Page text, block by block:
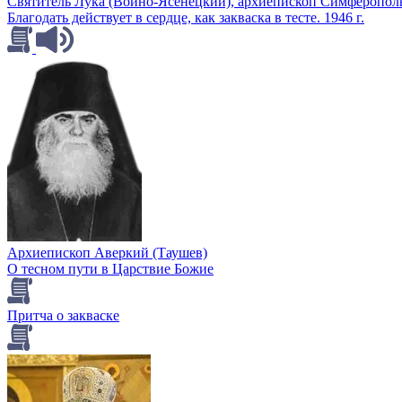
Благодать действует в сердце, как закваска в тесте. 1946 г.
Архиепископ Аверкий (Таушев)
О тесном пути в Царствие Божие
Притча о закваске